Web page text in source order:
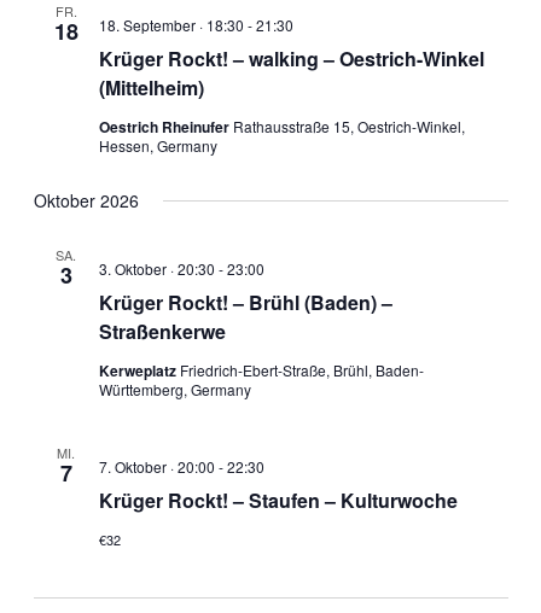
FR.
18
Krüger Rockt! – walking – Oestrich-Winkel
(Mittelheim)
18. September · 18:30 -21:30
Oestrich Rheinufer Rathausstraße 15, Oestrich-Winkel,
Hessen, Germany
Oktober 2026
SA.
3
Krüger Rockt! – Brühl (Baden) –
Straßenkerwe
3. Oktober · 20:30 -23:00
Kerweplatz Friedrich-Ebert-Straße, Brühl, Baden-
Württemberg, Germany
MI.
7
Krüger Rockt! – Staufen – Kulturwoche
7. Oktober · 20:00 -22:30
€32